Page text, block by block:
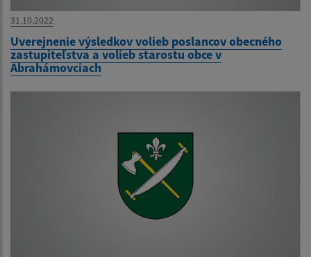
31.10.2022
Uverejnenie výsledkov volieb poslancov obecného
zastupiteľstva a volieb starostu obce v
Abrahámovciach